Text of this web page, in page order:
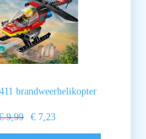
brandweerhelikopter
9,99 € 7,23